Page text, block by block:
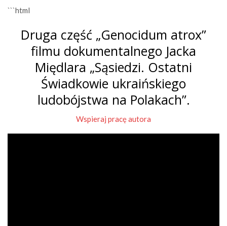
```html
Druga część „Genocidum atrox”
filmu dokumentalnego Jacka
Międlara „Sąsiedzi. Ostatni
Świadkowie ukraińskiego
ludobójstwa na Polakach”.
Wspieraj pracę autora